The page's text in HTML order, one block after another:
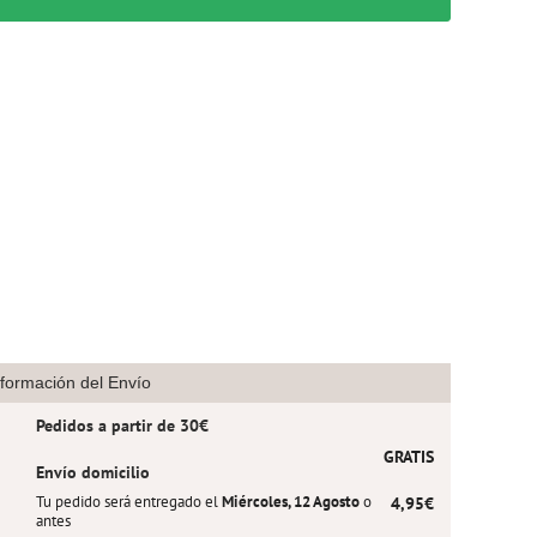
del Envío
Pedidos a partir de 30€
GRATIS
Envío domicilio
4,95€
Tu pedido será entregado elMiércoles, 12 Agostoo
antes